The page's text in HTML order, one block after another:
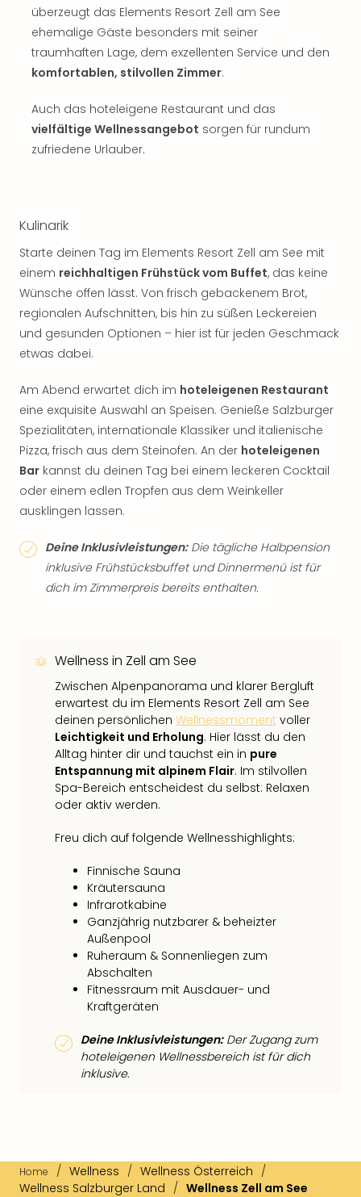
überzeugt das Elements Resort Zell am See
ehemalige Gäste besonders mit seiner
traumhaften Lage, dem exzellenten Service und den
komfortablen, stilvollen Zimmer.
Auch das hoteleigene Restaurant und das
vielfältige Wellnessangebot sorgen für rundum
zufriedene Urlauber.
Kulinarik
Starte deinen Tag im Elements Resort Zell am See mit
einem reichhaltigen Frühstück vom Buffet, das keine
Wünsche offen lässt. Von frisch gebackenem Brot,
regionalen Aufschnitten, bis hin zu süßen Leckereien
und gesunden Optionen – hier ist für jeden Geschmack
etwas dabei.
Am Abend erwartet dich im hoteleigenen Restaurant
eine exquisite Auswahl an Speisen. Genieße Salzburger
Spezialitäten, internationale Klassiker und italienische
Pizza, frisch aus dem Steinofen. An der hoteleigenen
Bar kannst du deinen Tag bei einem leckeren Cocktail
oder einem edlen Tropfen aus dem Weinkeller
ausklingen lassen.
Deine Inklusivleistungen:Die tägliche Halbpension
inklusive Frühstücksbuffet und Dinnermenü ist für
dich im Zimmerpreis bereits enthalten.
Wellness in Zell am See
Zwischen Alpenpanorama und klarer Bergluft
erwartest du im Elements Resort Zell am See
deinen persönlichen Wellnessmoment voller
Leichtigkeit und Erholung. Hier lässt du den
Alltag hinter dir und tauchst ein in pure
Entspannung mit alpinem Flair. Im stilvollen
Spa-Bereich entscheidest du selbst: Relaxen
oder aktiv werden.
Freu dich auf folgende Wellnesshighlights:
Finnische Sauna
Kräutersauna
Infrarotkabine
Ganzjährig nutzbarer & beheizter
Außenpool
Ruheraum & Sonnenliegen zum
Abschalten
Fitnessraum mit Ausdauer- und
Kraftgeräten
Deine Inklusivleistungen:Der Zugang zum
hoteleigenen Wellnessbereich ist für dich
inklusive.
Home / Wellness / Wellness Österreich /
Wellness Salzburger Land / Wellness Zell am See